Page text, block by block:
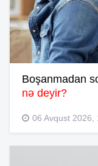
Boşanmadan
nə deyir?
06 Avqust 2026,